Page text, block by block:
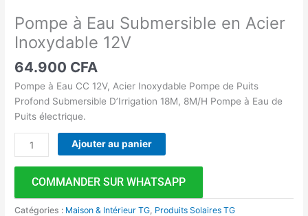
Pompe à Eau Submersible en Acier
Inoxydable 12V
64.900 CFA
Pompe à Eau CC 12V, Acier Inoxydable Pompe de Puits
Profond Submersible D’Irrigation 18M, 8M/H Pompe à Eau de
Puits électrique.
Ajouter au panier
COMMANDER SUR WHATSAPP
Catégories : Maison & Intérieur TG Produits Solaires TG